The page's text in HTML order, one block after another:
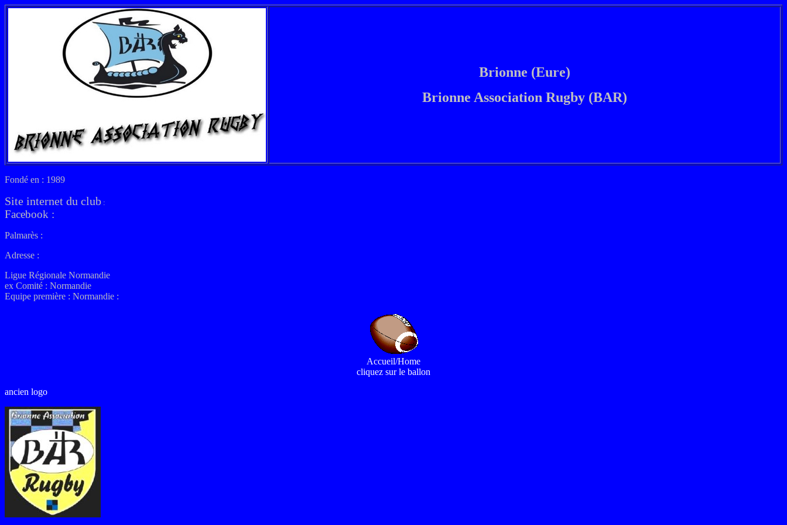
Brionne (Eure)
Brionne Association Rugby (BAR)
Fondé en : 1989
Site internet du club :
Facebook :
Palmarès :
Adresse :
Ligue Régionale Normandie
ex Comité : Normandie
Equipe première : Normandie :
Accueil/Home
cliquez sur le ballon
ancien logo